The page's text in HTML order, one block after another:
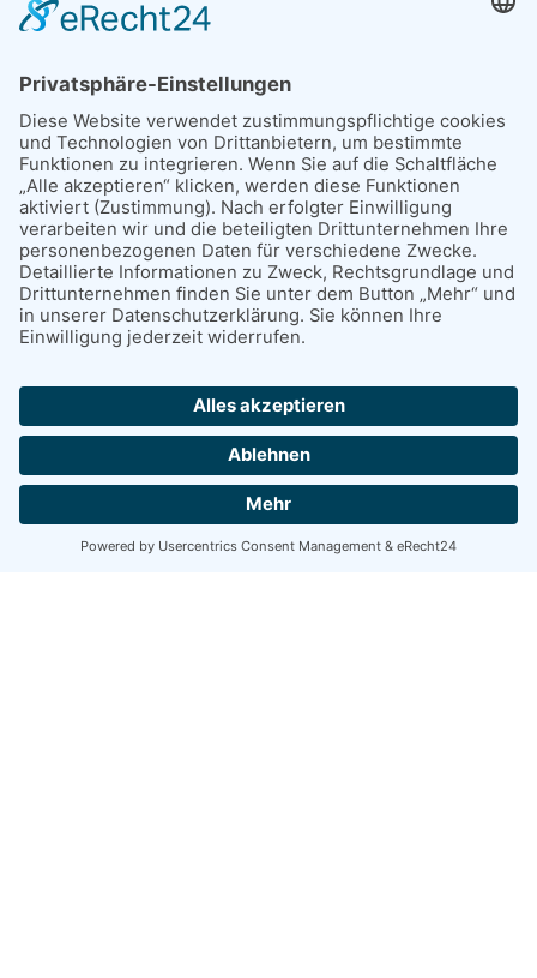
EINFAMILIENHAUS IN
RANGSDORF
Die Planung des Grundrisses sowie die Betreuung
während der Umsetzung dieses wunderschönen und
durchdachten Einfamilienhauses stellt einmal mehr die
Möglichkeiten einer individuellen und kostengünstigen
Planung unter Beweis.